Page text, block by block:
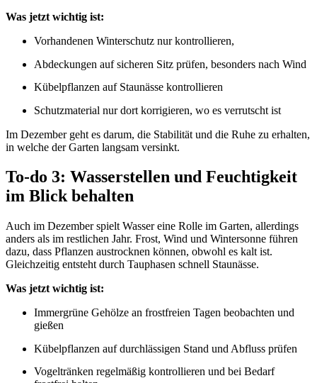
Was jetzt wichtig ist:
Vorhandenen Winterschutz nur kontrollieren,
Abdeckungen auf sicheren Sitz prüfen, besonders nach Wind
Kübelpflanzen auf Staunässe kontrollieren
Schutzmaterial nur dort korrigieren, wo es verrutscht ist
Im Dezember geht es darum, die Stabilität und die Ruhe zu erhalten,
in welche der Garten langsam versinkt.
To-do 3: Wasserstellen und Feuchtigkeit
im Blick behalten
Auch im Dezember spielt Wasser eine Rolle im Garten, allerdings
anders als im restlichen Jahr. Frost, Wind und Wintersonne führen
dazu, dass Pflanzen austrocknen können, obwohl es kalt ist.
Gleichzeitig entsteht durch Tauphasen schnell Staunässe.
Was jetzt wichtig ist:
Immergrüne Gehölze an frostfreien Tagen beobachten und
gießen
Kübelpflanzen auf durchlässigen Stand und Abfluss prüfen
Vogeltränken regelmäßig kontrollieren und bei Bedarf